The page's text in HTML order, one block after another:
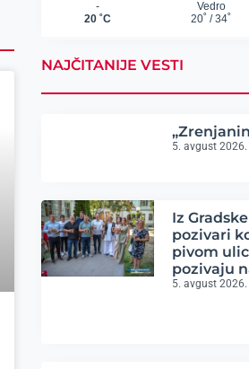
NAJČITANIJE VESTI
5. avgust 2026.
Iz
pozivari
pivom
pozivaju
5. avgust 2026.